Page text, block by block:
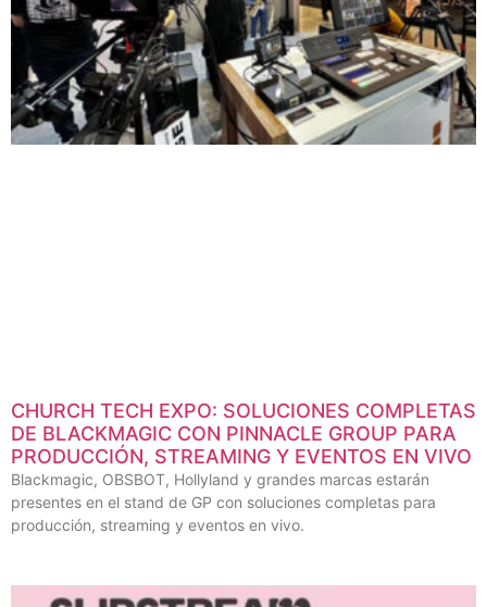
CHURCH TECH EXPO: SOLUCIONES COMPLETAS
DE BLACKMAGIC CON PINNACLE GROUP PARA
PRODUCCIÓN, STREAMING Y EVENTOS EN VIVO
Blackmagic, OBSBOT, Hollyland y grandes marcas estarán
presentes en el stand de GP con soluciones completas para
producción, streaming y eventos en vivo.